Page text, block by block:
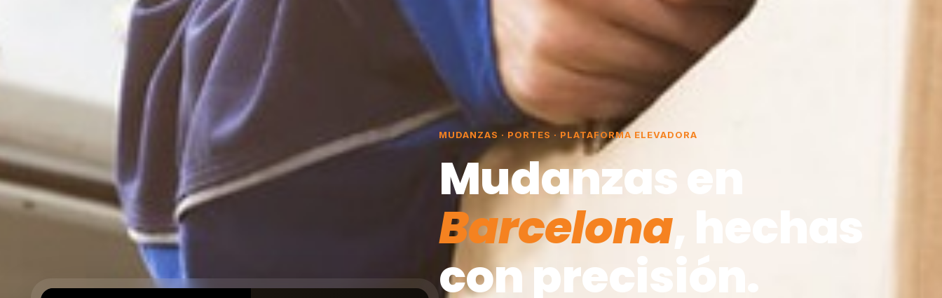
MUDANZAS · PORTES · PLATAFORMA ELEVADORA
Mudanzas en
Barcelona, hechas
con precisión.